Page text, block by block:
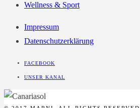
Wellness & Sport
Impressum
Datenschutzerklärung
FACEBOOK
UNSER KANAL